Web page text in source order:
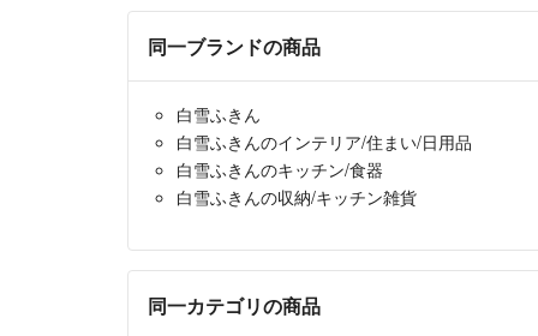
同一ブランドの商品
白雪ふきん
白雪ふきんのインテリア/住まい/日用品
白雪ふきんのキッチン/食器
白雪ふきんの収納/キッチン雑貨
同一カテゴリの商品